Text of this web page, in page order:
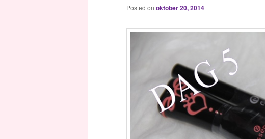
Posted on oktober 20, 2014